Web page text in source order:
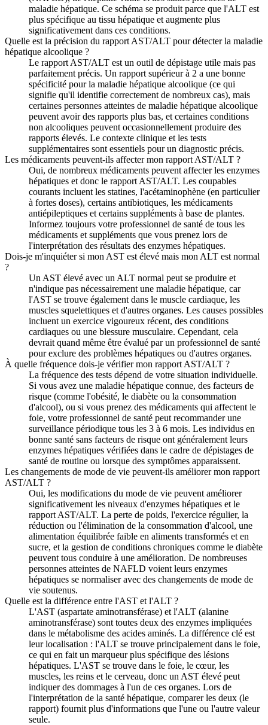
maladie hépatique. Ce schéma se produit parce que l'ALT est
plus spécifique au tissu hépatique et augmente plus
significativement dans ces conditions.
Quelle est la précision du rapport AST/ALT pour détecter la maladie
hépatique alcoolique ?
Le rapport AST/ALT est un outil de dépistage utile mais pas
parfaitement précis. Un rapport supérieur à 2 a une bonne
spécificité pour la maladie hépatique alcoolique (ce qui
signifie qu'il identifie correctement de nombreux cas), mais
certaines personnes atteintes de maladie hépatique alcoolique
peuvent avoir des rapports plus bas, et certaines conditions
non alcooliques peuvent occasionnellement produire des
rapports élevés. Le contexte clinique et les tests
supplémentaires sont essentiels pour un diagnostic précis.
Les médicaments peuvent-ils affecter mon rapport AST/ALT ?
Oui, de nombreux médicaments peuvent affecter les enzymes
hépatiques et donc le rapport AST/ALT. Les coupables
courants incluent les statines, l'acétaminophène (en particulier
à fortes doses), certains antibiotiques, les médicaments
antiépileptiques et certains suppléments à base de plantes.
Informez toujours votre professionnel de santé de tous les
médicaments et suppléments que vous prenez lors de
l'interprétation des résultats des enzymes hépatiques.
Dois-je m'inquiéter si mon AST est élevé mais mon ALT est normal
?
Un AST élevé avec un ALT normal peut se produire et
n'indique pas nécessairement une maladie hépatique, car
l'AST se trouve également dans le muscle cardiaque, les
muscles squelettiques et d'autres organes. Les causes possibles
incluent un exercice vigoureux récent, des conditions
cardiaques ou une blessure musculaire. Cependant, cela
devrait quand même être évalué par un professionnel de santé
pour exclure des problèmes hépatiques ou d'autres organes.
À quelle fréquence dois-je vérifier mon rapport AST/ALT ?
La fréquence des tests dépend de votre situation individuelle.
Si vous avez une maladie hépatique connue, des facteurs de
risque (comme l'obésité, le diabète ou la consommation
d'alcool), ou si vous prenez des médicaments qui affectent le
foie, votre professionnel de santé peut recommander une
surveillance périodique tous les 3 à 6 mois. Les individus en
bonne santé sans facteurs de risque ont généralement leurs
enzymes hépatiques vérifiées dans le cadre de dépistages de
santé de routine ou lorsque des symptômes apparaissent.
Les changements de mode de vie peuvent-ils améliorer mon rapport
AST/ALT ?
Oui, les modifications du mode de vie peuvent améliorer
significativement les niveaux d'enzymes hépatiques et le
rapport AST/ALT. La perte de poids, l'exercice régulier, la
réduction ou l'élimination de la consommation d'alcool, une
alimentation équilibrée faible en aliments transformés et en
sucre, et la gestion de conditions chroniques comme le diabète
peuvent tous conduire à une amélioration. De nombreuses
personnes atteintes de NAFLD voient leurs enzymes
hépatiques se normaliser avec des changements de mode de
vie soutenus.
Quelle est la différence entre l'AST et l'ALT ?
L'AST (aspartate aminotransférase) et l'ALT (alanine
aminotransférase) sont toutes deux des enzymes impliquées
dans le métabolisme des acides aminés. La différence clé est
leur localisation : l'ALT se trouve principalement dans le foie,
ce qui en fait un marqueur plus spécifique des lésions
hépatiques. L'AST se trouve dans le foie, le cœur, les
muscles, les reins et le cerveau, donc un AST élevé peut
indiquer des dommages à l'un de ces organes. Lors de
l'interprétation de la santé hépatique, comparer les deux (le
rapport) fournit plus d'informations que l'une ou l'autre valeur
seule.